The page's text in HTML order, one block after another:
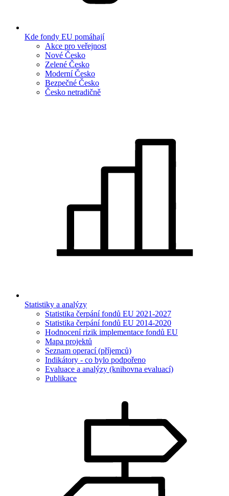
Kde fondy EU pomáhají
Akce pro veřejnost
Nové Česko
Zelené Česko
Moderní Česko
Bezpečné Česko
Česko netradičně
Statistiky a analýzy
Statistika čerpání fondů EU 2021-2027
Statistika čerpání fondů EU 2014-2020
Hodnocení rizik implementace fondů EU
Mapa projektů
Seznam operací (příjemců)
Indikátory - co bylo podpořeno
Evaluace a analýzy (knihovna evaluací)
Publikace